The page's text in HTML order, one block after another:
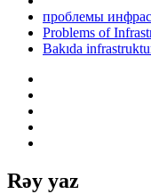
проблемы
Problems of
Bakıda
Rəy yaz